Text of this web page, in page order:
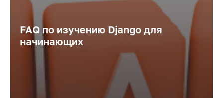
FAQ по изучению Django для
начинающих